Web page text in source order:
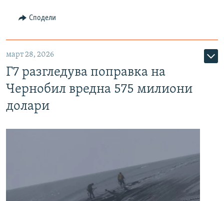
Сподели
март 28, 2026
Г7 разгледува поправка на
Чернобил вредна 575 милиони
долари